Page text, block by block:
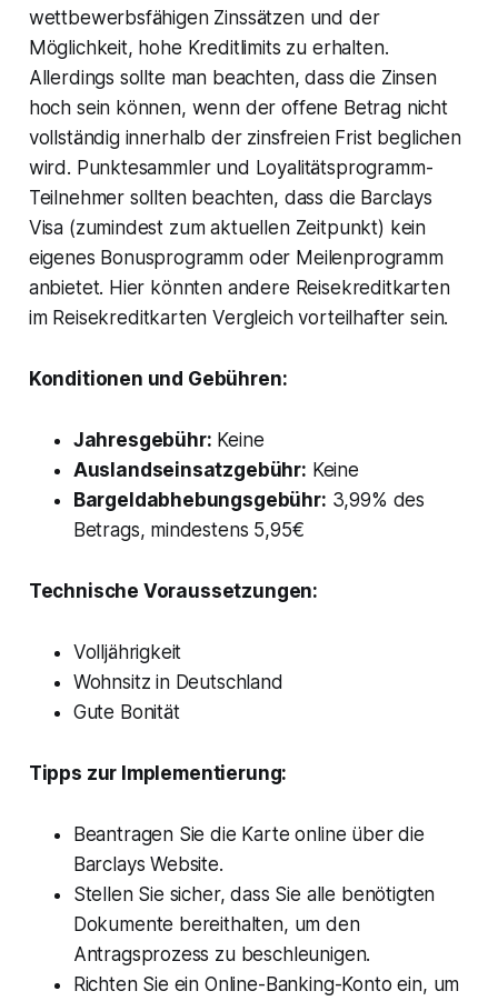
wettbewerbsfähigen Zinssätzen und der
Möglichkeit, hohe Kreditlimits zu erhalten.
Allerdings sollte man beachten, dass die Zinsen
hoch sein können, wenn der offene Betrag nicht
vollständig innerhalb der zinsfreien Frist beglichen
wird. Punktesammler und Loyalitätsprogramm-
Teilnehmer sollten beachten, dass die Barclays
Visa (zumindest zum aktuellen Zeitpunkt) kein
eigenes Bonusprogramm oder Meilenprogramm
anbietet. Hier könnten andere Reisekreditkarten
im Reisekreditkarten Vergleichvorteilhafter sein.
Konditionen und Gebühren:
Jahresgebühr: Keine
Auslandseinsatzgebühr: Keine
Bargeldabhebungsgebühr: 3,99% des
Betrags, mindestens 5,95€
Technische Voraussetzungen:
Volljährigkeit
Wohnsitz in Deutschland
Gute Bonität
Tipps zur Implementierung:
Beantragen Sie die Karte online über die
Barclays Website.
Stellen Sie sicher, dass Sie alle benötigten
Dokumente bereithalten, um den
Antragsprozess zu beschleunigen.
Richten Sie ein Online-Banking-Konto ein, um